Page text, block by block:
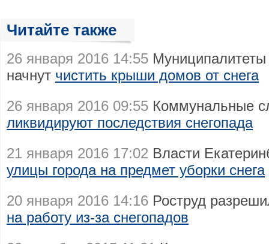
Читайте также
26 января 2016 14:55
начнут чистить крыши домов от снега
26 января 2016 09:55 Коммунальные
ликвидируют последствия снегопада
21 января 2016 17:02 Власти
улицы города на предмет уборки снега
20 января 2016 14:16 Роструд
на работу из-за снегопадов